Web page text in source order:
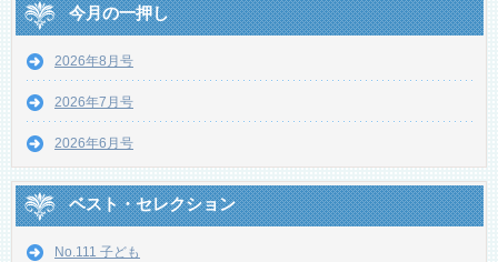
今月の一押し
2026年8月号
2026年7月号
2026年6月号
ベスト・セレクション
No.111 子ども